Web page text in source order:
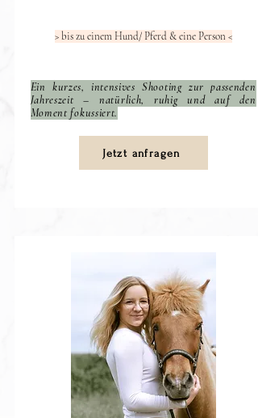
> bis zu einem Hund/ Pferd & eine Person <
Ein kurzes, intensives Shooting zur passenden
Jahreszeit – natürlich, ruhig und auf den
Moment fokussiert.
Jetzt anfragen